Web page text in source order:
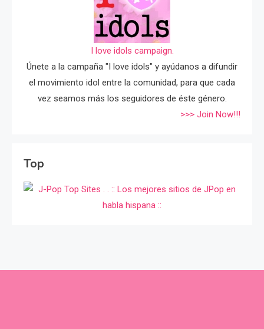
I love idols campaign.
Únete a la campaña "I love idols" y ayúdanos a difundir
el movimiento idol entre la comunidad, para que cada
vez seamos más los seguidores de éste género.
>>> Join Now!!!
Top